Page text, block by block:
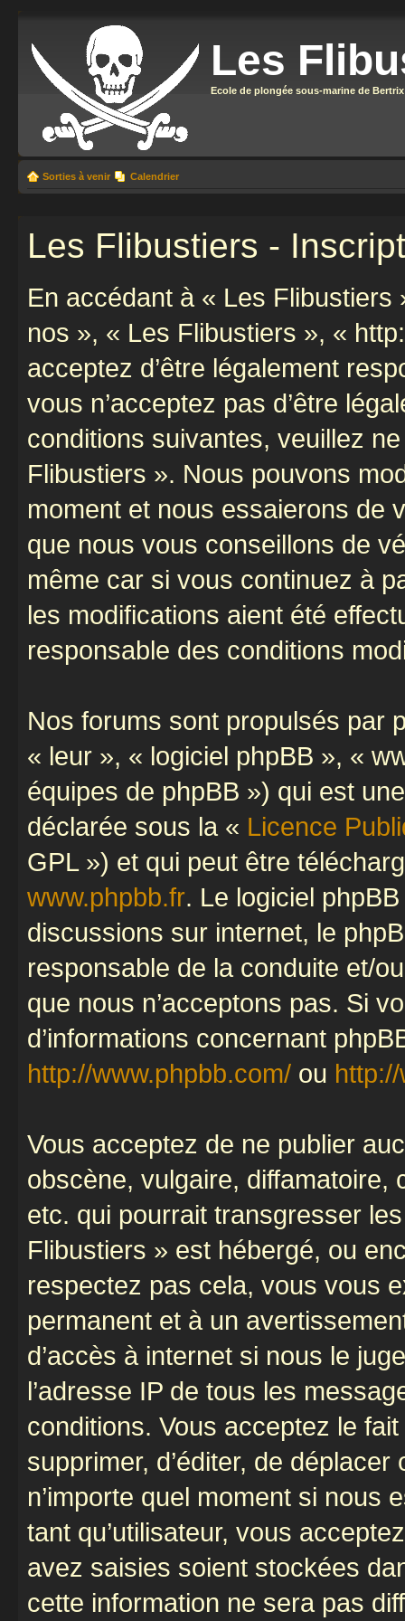
Les
Ecole de plongée sous-marine de Bertrix
Sorties à venir Calendrier
Les Flibustiers -
En accédant à « Les
nos », « Les Flibustiers », «
acceptez d’être légalement
vous n’acceptez pas d’être
conditions suivantes, veuillez
Flibustiers ». Nous pouvons
moment et nous essaierons de
que nous vous conseillons de
même car si vous continuez à
les modifications aient été
responsable des conditions
Nos forums sont propulsés par
« leur », « logiciel phpBB », «
équipes de phpBB ») qui est
déclarée sous la « Licence
GPL ») et qui peut être
www.phpbb.fr. Le logiciel
discussions sur internet, le
responsable de la conduite et/
que nous n’acceptons pas. Si
d’informations concernant
http://www.phpbb.com/ ou
Vous acceptez de ne publier
obscène, vulgaire, diffamatoire,
etc. qui pourrait transgresser
Flibustiers » est hébergé, ou
respectez pas cela, vous vous
permanent et à un
d’accès à internet si nous le
l’adresse IP de tous les
conditions. Vous acceptez le
supprimer, d’éditer, de
n’importe quel moment si nous
tant qu’utilisateur, vous
avez saisies soient stockées
cette information ne sera pas